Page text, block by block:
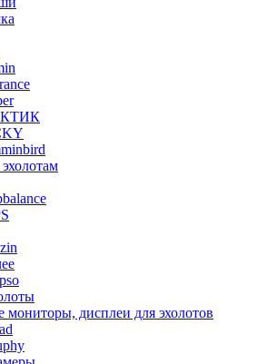
дисплеи для эхолотов